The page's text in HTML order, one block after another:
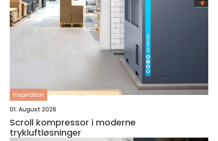
inspiration
01. August 2026
Scroll kompressor i moderne
trykluftløsninger